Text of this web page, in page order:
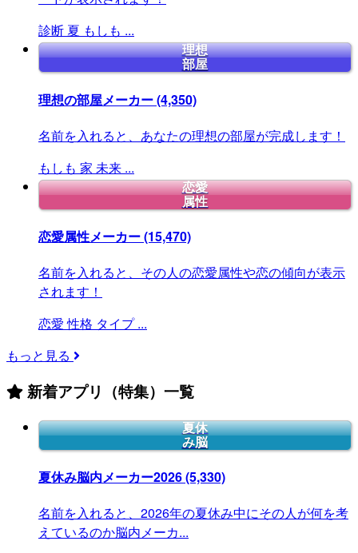
診断 夏 もしも ...
理想
部屋
理想の部屋メーカー(4,350)
名前を入れると、あなたの理想の部屋が完成します！
もしも 家 未来 ...
恋愛
属性
恋愛属性メーカー(15,470)
名前を入れると、その人の恋愛属性や恋の傾向が表示
されます！
恋愛 性格 タイプ ...
もっと見る
新着アプリ（特集）一覧
夏休
み脳
夏休み脳内メーカー2026(5,330)
名前を入れると、2026年の夏休み中にその人が何を考
えているのか脳内メーカ...